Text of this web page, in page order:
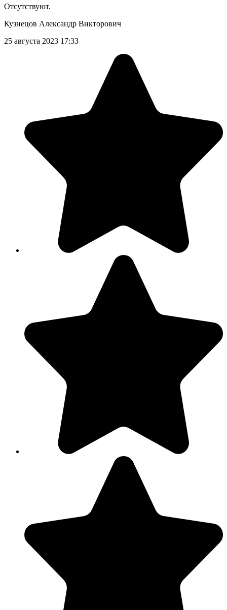
Отсутствуют.
Кузнецов Александр Викторович
25 августа 2023 17:33